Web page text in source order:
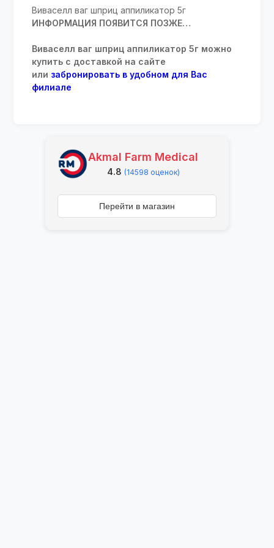
Виваселл ваг шприц аппиликатор 5г
ИНФОРМАЦИЯ ПОЯВИТСЯ ПОЗЖЕ…
Виваселл ваг шприц аппиликатор 5г можно
купить с доставкой на сайте
или забронировать в удобном для Вас
филиале
Akmal Farm Medical
4.8 (14598 оценок)
Перейти в магазин